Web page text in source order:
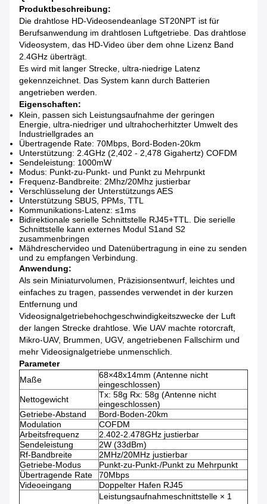
Produktbeschreibung:
Die drahtlose HD-Videosendeanlage ST20NPT ist für
Berufsanwendung im drahtlosen Luftgetriebe. Das drahtlose
Videosystem, das HD-Video über dem ohne Lizenz Band
2.4GHz überträgt.
Es wird mit langer Strecke, ultra-niedrige Latenz
gekennzeichnet. Das System kann durch Batterien
angetrieben werden.
Eigenschaften:
Klein, passen sich Leistungsaufnahme der geringen
Energie, ultra-niedriger und ultrahocherhitzter Umwelt des
Industriellgrades an
Übertragende Rate: 70Mbps, Bord-Boden-20km
Unterstützung: 2.4GHz (2,402 - 2,478 Gigahertz) COFDM
Sendeleistung: 1000mW
Modus: Punkt-zu-Punkt- und Punkt zu Mehrpunkt
Frequenz-Bandbreite: 2Mhz/20Mhz justierbar
Verschlüsselung der Unterstützungs AES
Unterstützung SBUS, PPMs, TTL
Kommunikations-Latenz: ≤1ms
Bidirektionale serielle Schnittstelle RJ45+TTL. Die serielle
Schnittstelle kann externes Modul S1and S2
zusammenbringen
Mähdreschervideo und Datenübertragung in eine zu senden
und zu empfangen Verbindung.
Anwendung:
Als sein Miniaturvolumen, Präzisionsentwurf, leichtes und
einfaches zu tragen, passendes verwendet in der kurzen
Entfernung und
Videosignalgetriebehochgeschwindigkeitszwecke der Luft
der langen Strecke drahtlose. Wie UAV machte rotorcraft,
Mikro-UAV, Brummen, UGV, angetriebenen Fallschirm und
mehr Videosignalgetriebe unmenschlich.
Parameter
Maße
68×48x14mm (Antenne nicht
eingeschlossen)
Nettogewicht
Tx: 58g Rx: 58g (Antenne nicht
eingeschlossen)
Getriebe-Abstand
Bord-Boden-20km
Modulation
COFDM
Arbeitsfrequenz
2.402-2.478GHz justierbar
Sendeleistung
2W (33dBm)
Rf-Bandbreite
2MHz/20MHz justierbar
Getriebe-Modus
Punkt-zu-Punkt-/Punkt zu Mehrpunkt
Übertragende Rate
70Mbps
Videoeingang
Doppelter Hafen RJ45
Leistungsaufnahmeschnittstelle × 1